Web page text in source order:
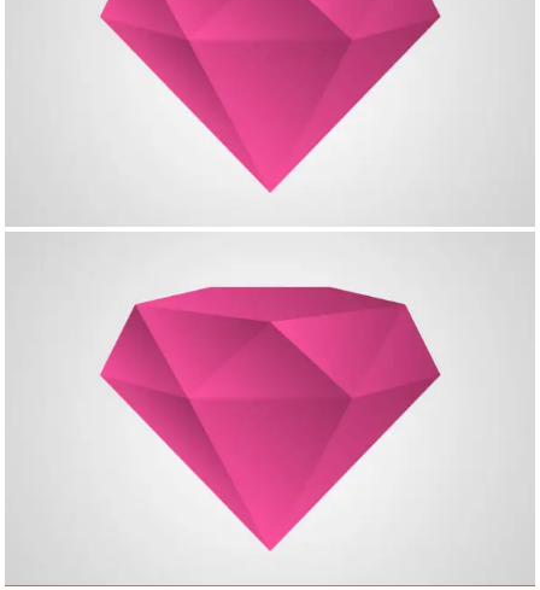
Creative Project – Video
Single Project – Gallery